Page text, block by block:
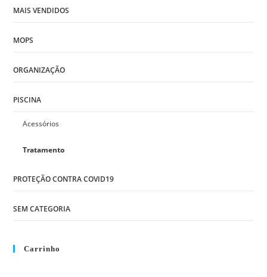
MAIS VENDIDOS
MOPS
ORGANIZAÇÃO
PISCINA
Acessórios
Tratamento
PROTEÇÃO CONTRA COVID19
SEM CATEGORIA
Carrinho